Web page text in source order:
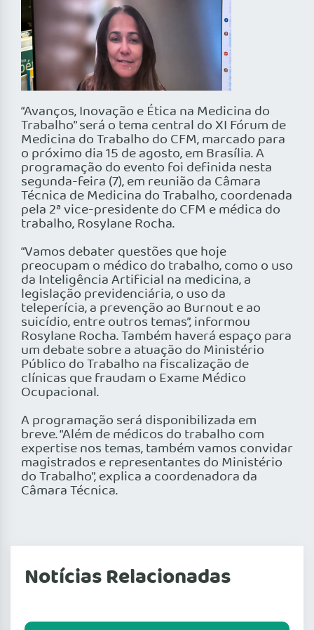
“Avanços, Inovação e Ética na Medicina do
Trabalho” será o tema central do XI Fórum de
Medicina do Trabalho do CFM, marcado para
o próximo dia 15 de agosto, em Brasília. A
programação do evento foi definida nesta
segunda-feira (7), em reunião da Câmara
Técnica de Medicina do Trabalho, coordenada
pela 2ª vice-presidente do CFM e médica do
trabalho, Rosylane Rocha.
“Vamos debater questões que hoje
preocupam o médico do trabalho, como o uso
da Inteligência Artificial na medicina, a
legislação previdenciária, o uso da
teleperícia, a prevenção ao Burnout e ao
suicídio, entre outros temas”, informou
Rosylane Rocha. Também haverá espaço para
um debate sobre a atuação do Ministério
Público do Trabalho na fiscalização de
clínicas que fraudam o Exame Médico
Ocupacional.
A programação será disponibilizada em
breve. “Além de médicos do trabalho com
expertise nos temas, também vamos convidar
magistrados e representantes do Ministério
do Trabalho”, explica a coordenadora da
Câmara Técnica.
Notícias Relacionadas